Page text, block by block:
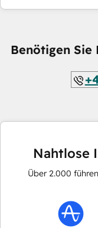
Benötigen Sie
Nahtlose
Über 2.000